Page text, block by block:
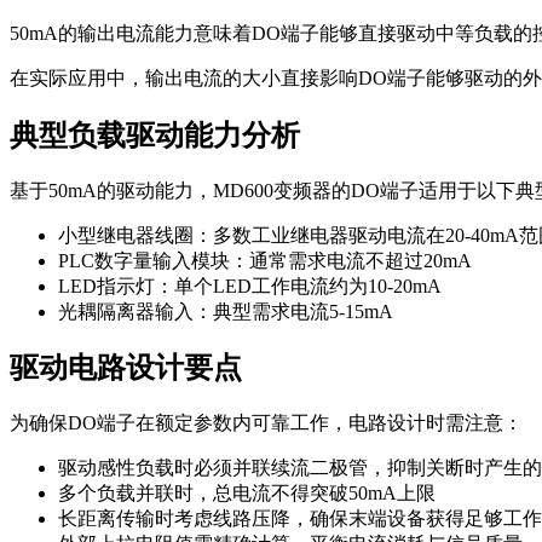
50mA的输出电流能力意味着DO端子能够直接驱动中等负载
在实际应用中，输出电流的大小直接影响DO端子能够驱动的
典型负载驱动能力分析
基于50mA的驱动能力，MD600变频器的DO端子适用于以下典
小型继电器线圈：多数工业继电器驱动电流在20-40mA
PLC数字量输入模块：通常需求电流不超过20mA
LED指示灯：单个LED工作电流约为10-20mA
光耦隔离器输入：典型需求电流5-15mA
驱动电路设计要点
为确保DO端子在额定参数内可靠工作，电路设计时需注意：
驱动感性负载时必须并联续流二极管，抑制关断时产生
多个负载并联时，总电流不得突破50mA上限
长距离传输时考虑线路压降，确保末端设备获得足够工